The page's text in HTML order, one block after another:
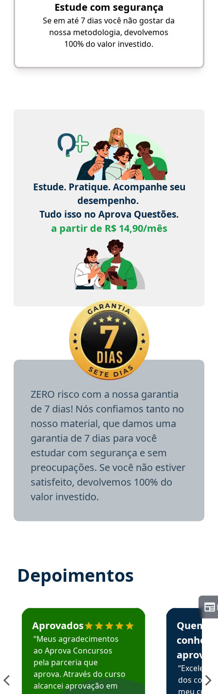
Estude com segurança
Se em até 7 dias você não gostar da
nossa metodologia, devolvemos
100% do valor investido.
Estude. Pratique. Acompanhe seu
desempenho.
Tudo isso no Aprova Questões.
a partir de R$ 14,90/mês
ZERO risco com a nossa garantia
de 7 dias! Nós confiamos tanto no
nosso material, que damos uma
garantia de 7 dias para você
estudar com segurança e sem
preocupações. Se você não estiver
satisfeito, devolvemos 100% do
valor investido.
Depoimentos
Estudante José recomenda o Aprova Concursos em
Aprovados
“Meus agradecimentos
ao Aprova Concursos
pela parceria que
aprova. Através do curso
alcancei aprovação em
Estudante
Quem
aprova
dos
meu